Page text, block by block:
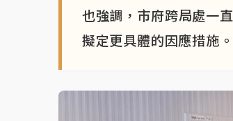
也強調，市府跨局處一
擬定更具體的因應措施。